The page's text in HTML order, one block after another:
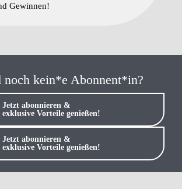
Gewinnen!
noch kein*e Abonnent*in?
Jetzt abonnieren &
exklusive Vorteile genießen!
Jetzt abonnieren &
exklusive Vorteile genießen!